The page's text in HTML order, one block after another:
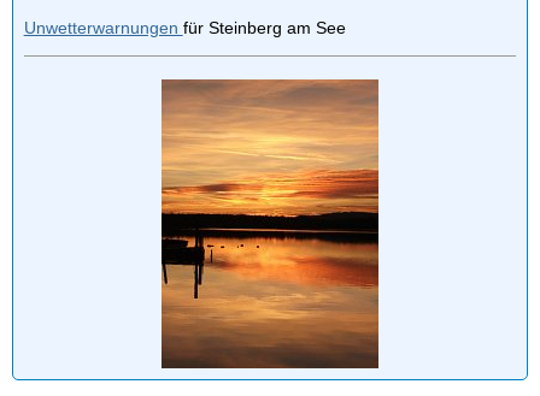
Unwetterwarnungen für Steinberg am See